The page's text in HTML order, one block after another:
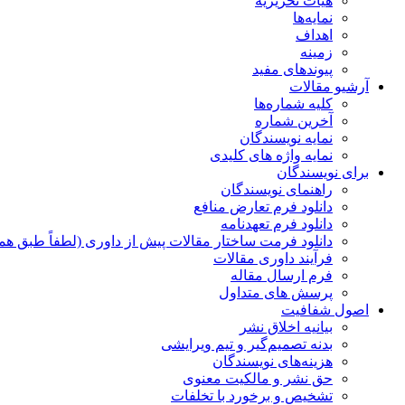
نمایه‌ها
اهداف
زمینه
پیوندهای مفید
آرشیو مقالات
کلیه شماره‌ها
آخرین شماره
نمایه نویسندگان
نمایه واژه های کلیدی
برای نویسندگان
راهنمای نویسندگان
دانلود فرم تعارض منافع
دانلود فرم تعهدنامه
دانلود فرمت ساختار مقالات پیش از داوری (لطفاً طبق
فرآیند داوری مقالات
فرم ارسال مقاله
پرسش های متداول
اصول شفافیت
بیانیه اخلاق نشر
بدنه تصمیم‌گیر و تیم ویرایشی
هزینه‌های نویسندگان
حق نشر و مالکیت معنوی
تشخیص و برخورد با تخلفات